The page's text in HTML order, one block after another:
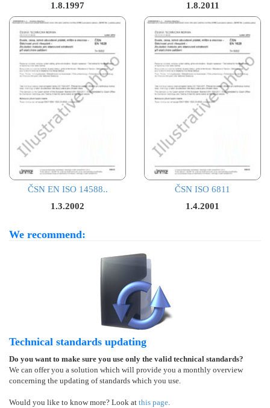
1.8.1997
1.8.2011
ČSN EN ISO 14588..
1.3.2002
ČSN ISO 6811
1.4.2001
We recommend:
Technical standards updating
Do you want to make sure you use only the valid technical standards?
We can offer you a solution which will provide you a monthly overview
concerning the updating of standards which you use.
Would you like to know more? Look at this page.